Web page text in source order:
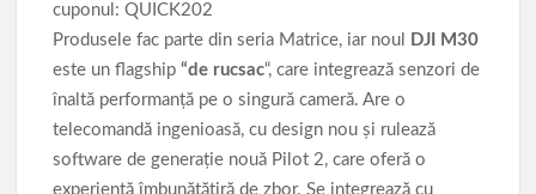
cuponul: QUICK202
Produsele fac parte din seria Matrice, iar noul
DJI M30
este un flagship“de rucsac“, care integrează senzori de
înaltă performanţă pe o singură cameră. Are o
telecomandă ingenioasă, cu design nou şi rulează
software de generaţie nouă Pilot 2, care oferă o
experienţă îmbunătăţiră de zbor. Se integrează cu